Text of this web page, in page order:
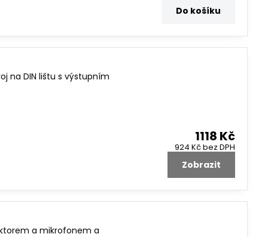
Do košíku
na DIN lištu s výstupním
1118 Kč
924 Kčbez DPH
Zobrazit
a mikrofonem a